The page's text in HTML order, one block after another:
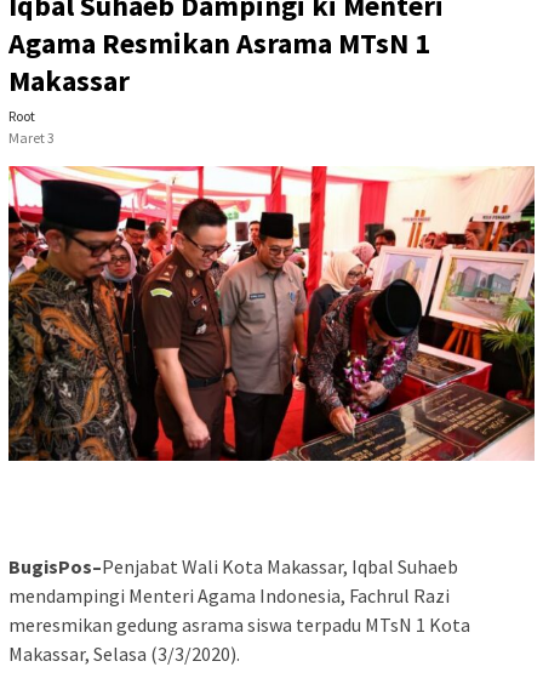
Agama Resmikan Asrama MTsN 1
Makassar
Root
Maret 3
BugisPos–Penjabat Wali Kota Makassar, Iqbal Suhaeb
mendampingi Menteri Agama Indonesia, Fachrul Razi
meresmikan gedung asrama siswa terpadu MTsN 1 Kota
Makassar, Selasa (3/3/2020).